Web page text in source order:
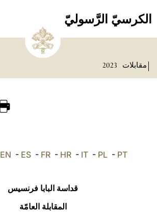
الكرسيّ الرَّسوليّ
مقابلات 2023
EN - ES- FR- HR- IT- PL- PT
قداسة البابا فرنسيس
المقابلة العامّة